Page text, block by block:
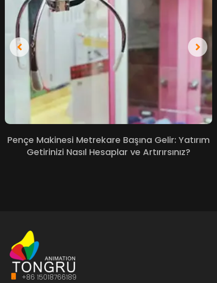
Pençe Makinesi Metrekare Başına Gelir: Yatırım
Getirinizi Nasıl Hesaplar ve Artırırsınız?
+86 15018766189